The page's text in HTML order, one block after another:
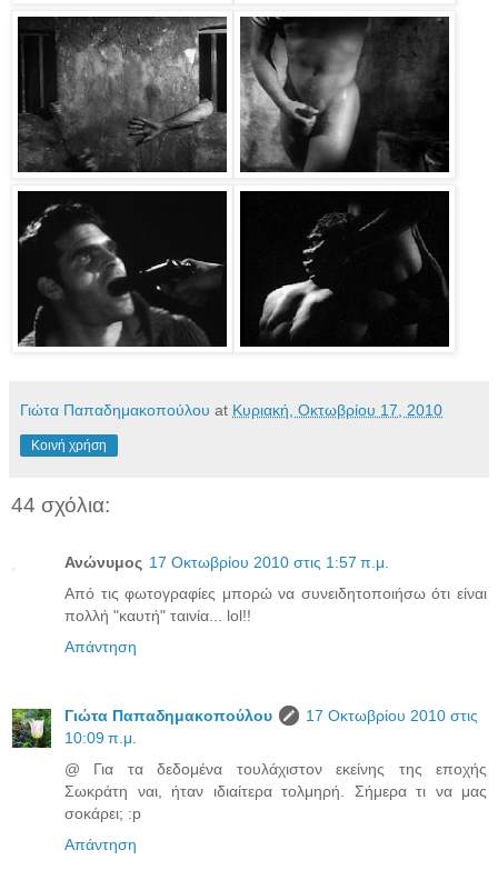
Γιώτα Παπαδημακοπούλου at Κυριακή, Οκτωβρίου 17, 2010
Κοινή χρήση
44 σχόλια:
Ανώνυμος 17 Οκτωβρίου 2010 στις 1:57 π.μ.
Από τις φωτογραφίες μπορώ να συνειδητοποιήσω ότι είναι
πολλή "καυτή" ταινία... lol!!
Απάντηση
Γιώτα Παπαδημακοπούλου
17 Οκτωβρίου 2010 στις
10:09 π.μ.
@ Για τα δεδομένα τουλάχιστον εκείνης της εποχής
Σωκράτη ναι, ήταν ιδιαίτερα τολμηρή. Σήμερα τι να μας
σοκάρει; :p
Απάντηση